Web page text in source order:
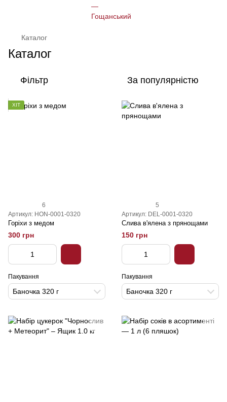
Каталог
Каталог
Фільтр За популярністю
ХІТ
6
Артикул: HON-0001-0320
Горіхи з медом
300 грн
Пакування
Баночка 320 г
5
Артикул: DEL-0001-0320
Слива в'ялена з прянощами
150 грн
Пакування
Баночка 320 г